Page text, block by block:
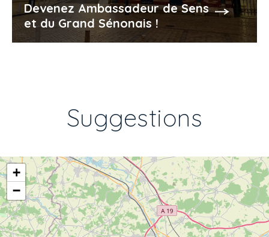
Devenez Ambassadeur de Sens
et du Grand Sénonais !
Suggestions
+
−